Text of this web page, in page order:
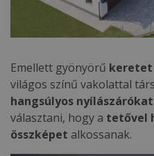
Emellett gyönyörű keretet
világos színű vakolattal
hangsúlyos
választani, hogy a tetővel
összképet alkossanak.